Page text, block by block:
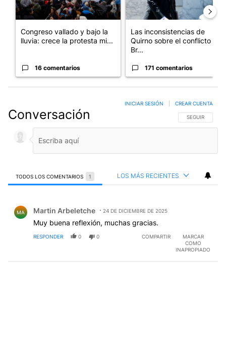
Congreso vallado y bajo la
lluvia: crece la protesta mi...
16 comentarios
Las inconsistencias de
Quirno sobre el conflicto con
Br...
171 comentarios
Conversación SIGA ESTA
SEGUIR
INICIAR SESIÓN CREAR CUENTA
TODOS LOS COMENTARIOS 1 LOS MÁS RECIENTES
MA Martin Arbeletche 24 DE DICIEMBRE DE 2025
Muy buena reflexión, muchas gracias.
RESPONDER 0 0 COMPARTIR
MARCAR
COMO
INAPROPIADO